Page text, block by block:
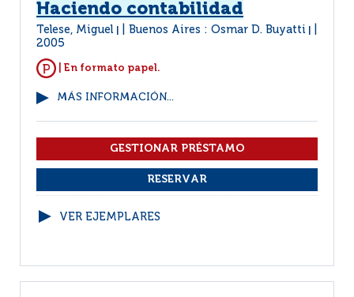
Haciendo contabilidad
Telese, Miguel Buenos Aires : Osmar D. Buyatti
2005
| En formato papel.
MÁS INFORMACIÓN...
VER EJEMPLARES